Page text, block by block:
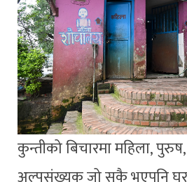
कुन्तीको बिचारमा महिला,